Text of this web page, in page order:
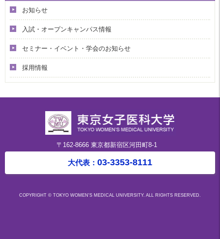
お知らせ
入試・オープンキャンパス情報
セミナー・イベント・学会のお知らせ
採用情報
〒162-8666 東京都新宿区河田町8-1
大代表： 03-3353-8111
COPYRIGHT © TOKYO WOMEN'S MEDICAL UNIVERSITY. ALL RIGHTS RESERVED.